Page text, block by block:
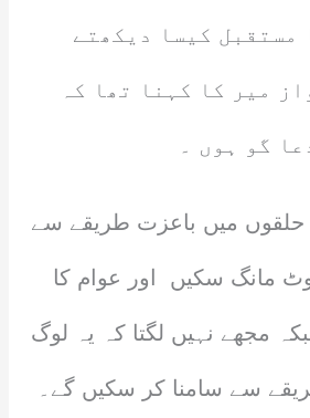
مستقبل کیسا دیکھتے
میر کا کہنا تھا کہ
گو ہوں ۔
حلقوں میں باعزت طریقے سے
مانگ سکیں اور عوام کا
مجھے نہیں لگتا کہ یہ لوگ
سے سامنا کر سکیں گے۔